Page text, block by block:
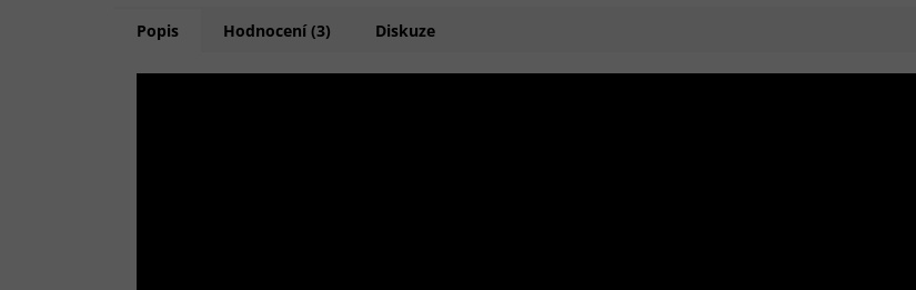
Popis Hodnocení (3) Diskuze